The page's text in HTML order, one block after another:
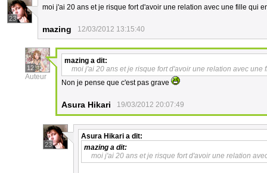
23
moi j'ai 20 ans et je risque fort d'avoir une relation avec une fille qui
mazing 12/03/2012 13:15:40
12
Auteur
mazing a dit:
moi j'ai 20 ans et je risque fort d'avoir une relation avec une
Non je pense que c'est pas grave
Asura Hikari 19/03/2012 20:07:49
23
Asura Hikari a dit:
mazing a dit:
moi j'ai 20 ans et je risque fort d'avoir une relation